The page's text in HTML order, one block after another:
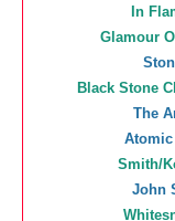
In
Glamour
Black Stone
The
Atomic
Smith/
John